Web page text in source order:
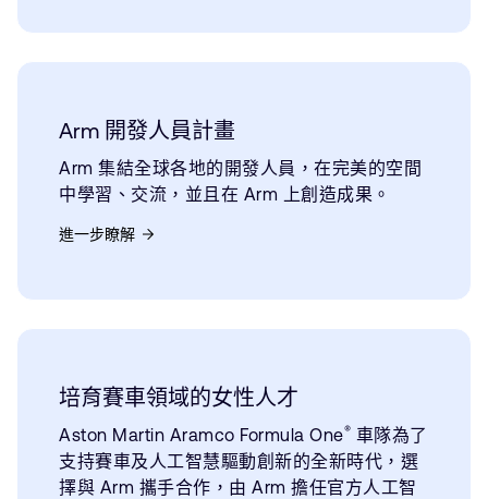
Arm 開發人員計畫
Arm 集結全球各地的開發人員，在完美的空間
中學習、交流，並且在 Arm 上創造成果。
進一步瞭解
培育賽車領域的女性人才
Aston Martin Aramco Formula One® 車隊為了
支持賽車及人工智慧驅動創新的全新時代，選
擇與 Arm 攜手合作，由 Arm 擔任官方人工智